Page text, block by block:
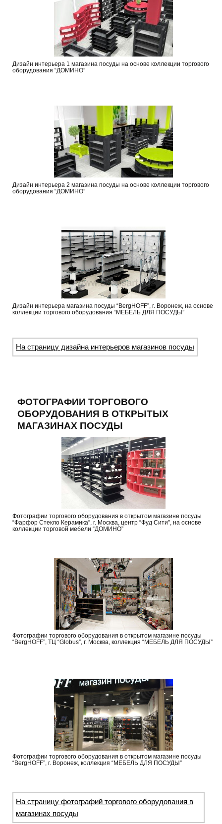
Дизайн интерьера 1 магазина посуды на основе коллекции торгового
оборудования “ДОМИНО”
Дизайн интерьера 2 магазина посуды на основе коллекции торгового
оборудования “ДОМИНО”
Дизайн интерьера магазина посуды “BergHOFF”, г. Воронеж, на основе
коллекции торгового оборудования “МЕБЕЛЬ ДЛЯ ПОСУДЫ”
На страницу дизайна интерьеров магазинов посуды
ФОТОГРАФИИ ТОРГОВОГО
ОБОРУДОВАНИЯ В ОТКРЫТЫХ
МАГАЗИНАХ ПОСУДЫ
Фотографии торгового оборудования в открытом магазине посуды
“Фарфор Стекло Керамика”, г. Москва, центр “Фуд Сити”, на основе
коллекции торговой мебели “ДОМИНО”
Фотографии торгового оборудования в открытом магазине посуды
“BergHOFF”, ТЦ “Globus”, г. Москва, коллекция “МЕБЕЛЬ ДЛЯ ПОСУДЫ”
Фотографии торгового оборудования в открытом магазине посуды
“BergHOFF”, г. Воронеж, коллекция “МЕБЕЛЬ ДЛЯ ПОСУДЫ”
На страницу фотографий торгового оборудования в
магазинах посуды